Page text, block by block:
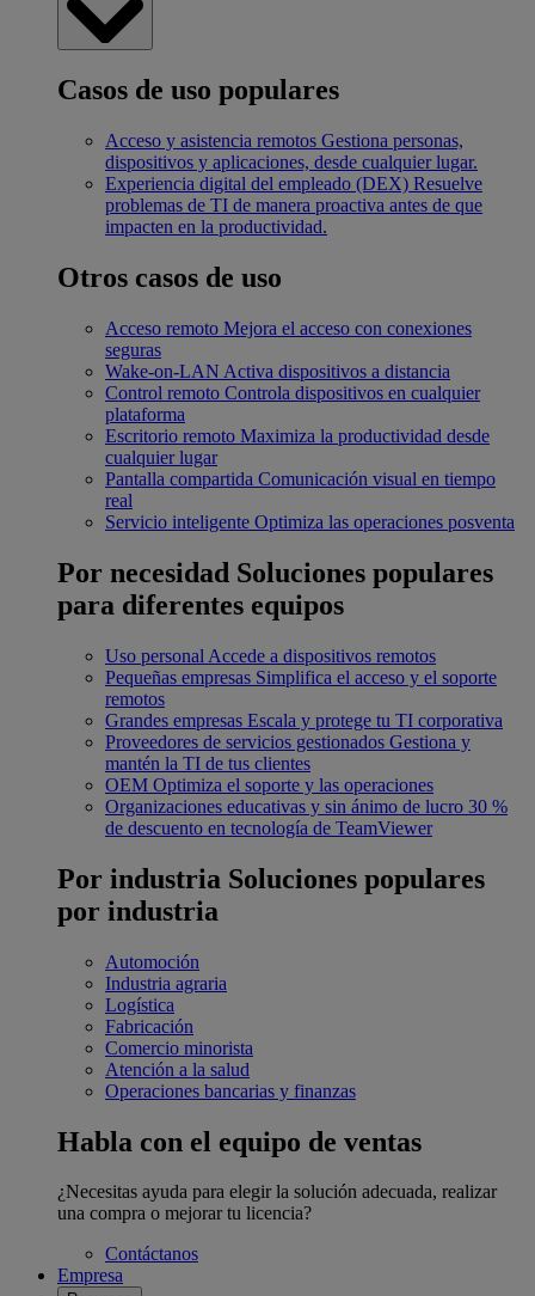
Casos de uso populares
Acceso y asistencia remotos Gestiona personas,
dispositivos y aplicaciones, desde cualquier lugar.
Experiencia digital del empleado (DEX) Resuelve
problemas de TI de manera proactiva antes de que
impacten en la productividad.
Otros casos de uso
Acceso remoto Mejora el acceso con conexiones
seguras
Wake-on-LAN Activa dispositivos a distancia
Control remoto Controla dispositivos en cualquier
plataforma
Escritorio remoto Maximiza la productividad desde
cualquier lugar
Pantalla compartida Comunicación visual en tiempo
real
Servicio inteligente Optimiza las operaciones posventa
Por necesidad Soluciones populares
para diferentes equipos
Uso personal Accede a dispositivos remotos
Pequeñas empresas Simplifica el acceso y el soporte
remotos
Grandes empresas Escala y protege tu TI corporativa
Proveedores de servicios gestionados Gestiona y
mantén la TI de tus clientes
OEM Optimiza el soporte y las operaciones
Organizaciones educativas y sin ánimo de lucro 30 %
de descuento en tecnología de TeamViewer
Por industria Soluciones populares
por industria
Automoción
Industria agraria
Logística
Fabricación
Comercio minorista
Atención a la salud
Operaciones bancarias y finanzas
Habla con el equipo de ventas
¿Necesitas ayuda para elegir la solución adecuada, realizar
una compra o mejorar tu licencia?
Contáctanos
Empresa